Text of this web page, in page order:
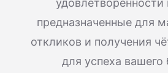
удовлетворенности
предназначенные для
откликов и получения
для успеха вашего